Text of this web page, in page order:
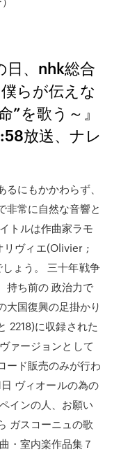
日、nhk総合
らが伝えな
”を歌う～』
放送、ナレ
にもかかわらず、
非常に自然な音響と
トルは作曲家ラモ
リヴィエ(Olivier ;
ょう。 三十年戦争
持ち前の 政治力で
大国復興の足掛かり
2218)に収録された
ァージョンとして
ード販売のみが行わ
ヴィオールの為の
インの人、お願い
ガスコーニュの歌
・室内楽作品集７